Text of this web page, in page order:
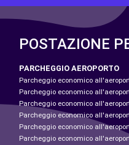
POSTAZIONE
PARCHEGGIO AEROPORTO
Parcheggio economico
Parcheggio economico
Parcheggio economico
Parcheggio economico
Parcheggio economico
Parcheggio economico